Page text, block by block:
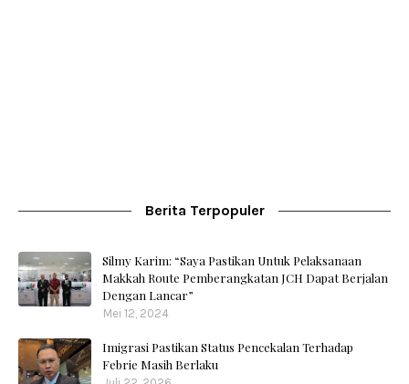
Berita Terpopuler
Silmy Karim: “Saya Pastikan Untuk Pelaksanaan
Makkah Route Pemberangkatan JCH Dapat Berjalan
Dengan Lancar”
Mei 12, 2024
Imigrasi Pastikan Status Pencekalan Terhadap
Febrie Masih Berlaku